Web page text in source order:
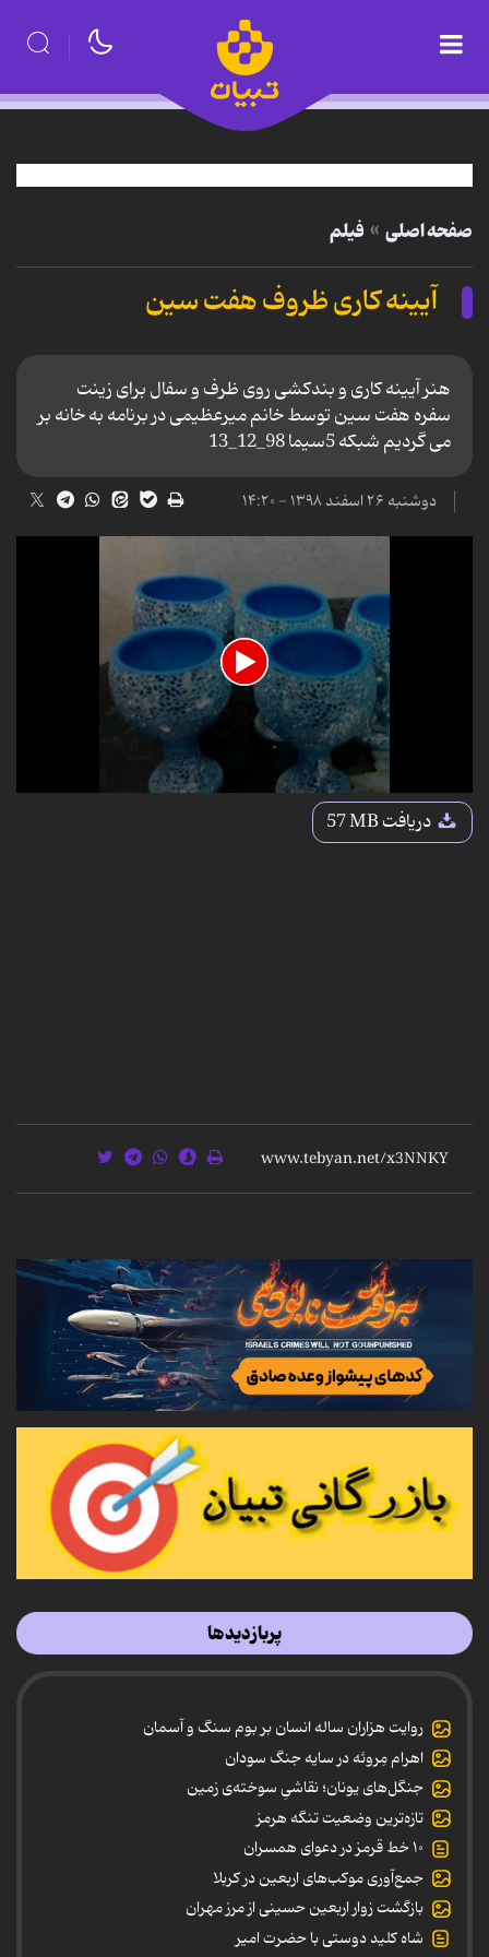
صفحه اصلی فیلم
آیینه کاری ظروف هفت سین
هنر آیینه کاری و بندکشی روی ظرف و سفال برای زینت
سفره هفت سین توسط خانم میرعظیمی در برنامه به خانه بر
می گردیم شبکه 5سیما 98_12_13
دوشنبه ۲۶ اسفند ۱۳۹۸ - ۱۴:۲۰
0
دریافت57 MB
پربازدیدها
روایت هزاران ساله انسان بر بوم سنگ و آسمان
اهرام مِروئه در سایه جنگ سودان
جنگل‌های یونان؛ نقاشیِ سوخته‌ی زمین
تازه‌ترین وضعیت تنگه هرمز
۱۰ خط قرمز در دعوای همسران
جمع‌آوری موکب‌های اربعین در کربلا
بازگشت زوار اربعین حسینی از مرز مهران
شاه کلید دوستی با حضرت امیر